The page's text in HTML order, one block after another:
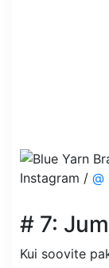
Instagram / @
# 7:
Kui soovite